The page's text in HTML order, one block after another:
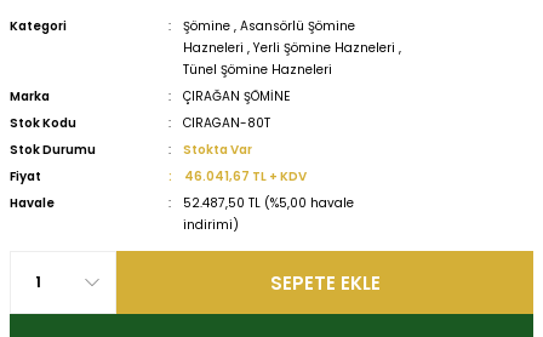
Kategori Şömine ,Asansörlü Şömine
Hazneleri ,Yerli Şömine Hazneleri ,
Tünel Şömine Hazneleri
Marka
ÇIRAĞAN ŞÖMİNE
Stok Kodu
CIRAGAN-80T
Stok Durumu
Stokta Var
Fiyat
46.041,67 TL + KDV
Havale
52.487,50 TL (%5,00 havale
indirimi)
SEPETE EKLE